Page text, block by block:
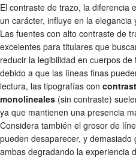
El contraste de trazo, la diferencia
un carácter, influye en la
Las fuentes con alto contraste de
excelentes para titulares que
reducir la legibilidad en cuerpos
debido a que las líneas finas
lectura, las tipografías con
monolineales (sin contraste)
ya que mantienen una presencia
Considera también el grosor de
pueden desaparecer, y
ambas degradando la experiencia